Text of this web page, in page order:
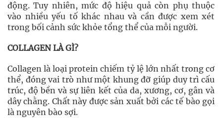
động. Tuy nhiên, mức độ hiệu quả còn phụ thuộc
vào nhiều yếu tố khác nhau và cần được xem xét
trong bối cảnh sức khỏe tổng thể của mỗi người.
COLLAGEN LÀ GÌ?
Collagen là loại protein chiếm tỷ lệ lớn nhất trong cơ
thể, đóng vai trò như một khung đỡ giúp duy trì cấu
trúc, độ bền và sự liên kết của da, xương, cơ, gân và
dây chằng. Chất này được sản xuất bởi các tế bào gọi
là nguyên bào sợi.